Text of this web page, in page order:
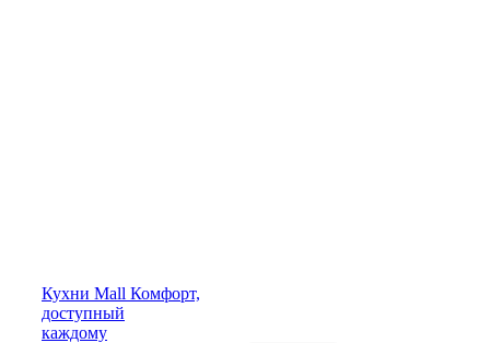
Кухни Mall Комфорт,
доступный
каждому